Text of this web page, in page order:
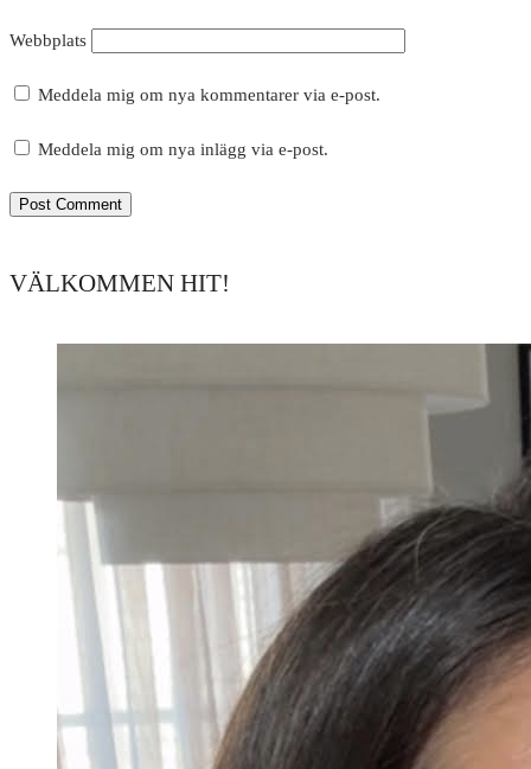
Webbplats
Meddela mig om nya kommentarer via e-post.
Meddela mig om nya inlägg via e-post.
VÄLKOMMEN HIT!